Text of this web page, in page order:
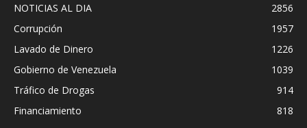
NOTICIAS AL DIA
2856
Corrupción
1957
Lavado de Dinero
1226
Gobierno de Venezuela
1039
Tráfico de Drogas
914
Financiamiento
818